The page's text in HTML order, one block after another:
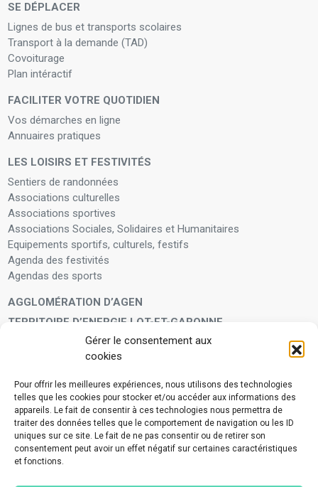
Gérer le consentement aux
cookies
Pour offrir les meilleures expériences, nous utilisons des technologies
telles que les cookies pour stocker et/ou accéder aux informations des
appareils. Le fait de consentir à ces technologies nous permettra de
traiter des données telles que le comportement de navigation ou les ID
uniques sur ce site. Le fait de ne pas consentir ou de retirer son
consentement peut avoir un effet négatif sur certaines caractéristiques
et fonctions.
SE DÉPLACER
Lignes de bus et transports scolaires
Transport à la demande (TAD)
Covoiturage
Plan intéractif
FACILITER VOTRE QUOTIDIEN
Vos démarches en ligne
Annuaires pratiques
LES LOISIRS ET FESTIVITÉS
Sentiers de randonnées
Associations culturelles
Associations sportives
Associations Sociales, Solidaires et Humanitaires
Equipements sportifs, culturels, festifs
Agenda des festivités
Agendas des sports
AGGLOMÉRATION D’AGEN
TERRITOIRE D’ENERGIE LOT-ET-GARONNE
Enfants et adolescents
VIVRE À VOS CÔTÉS
Service municipal d’aide administrative
Aide à la personne en difficulté
Télé-alerte